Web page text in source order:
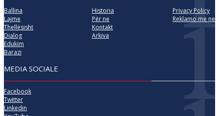
Ballina
Lajme
Thellësisht
Dialog
Edukim
Barazi
Historia
Për ne
Kontakt
Arkiva
Privacy Policy
Reklamo me ne
MEDIA SOCIALE
Facebook
Twitter
Linkedin